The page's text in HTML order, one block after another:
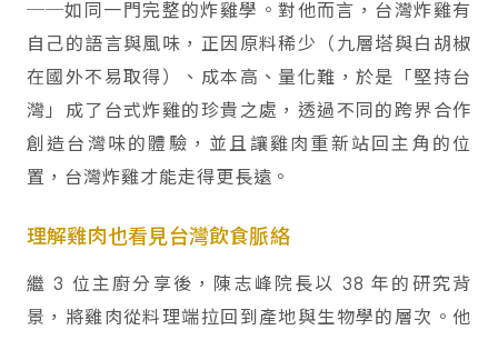
──如同一門完整的炸雞學。對他而言，台灣炸雞有
自己的語言與風味，正因原料稀少（九層塔與白胡椒
在國外不易取得）、成本高、量化難，於是「堅持台
灣」成了台式炸雞的珍貴之處，透過不同的跨界合作
創造台灣味的體驗，並且讓雞肉重新站回主角的位
置，台灣炸雞才能走得更長遠。
理解雞肉也看見台灣飲食脈絡
繼 3 位主廚分享後，陳志峰院長以 38 年的研究背
景，將雞肉從料理端拉回到產地與生物學的層次。他